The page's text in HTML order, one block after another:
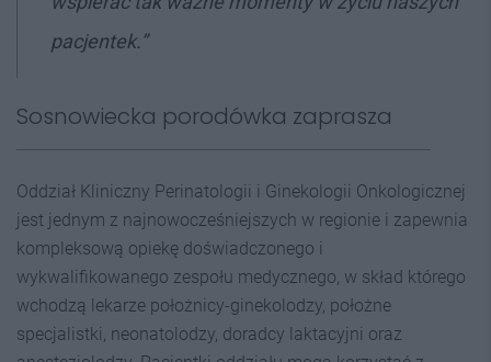
pacjentek.”
Sosnowiecka porodówka zaprasza
Oddział Kliniczny Perinatologii i Ginekologii Onkologicznej
jest jednym z najnowocześniejszych w regionie i zapewnia
kompleksową opiekę doświadczonego i
wykwalifikowanego zespołu medycznego, w skład którego
wchodzą lekarze położnicy-ginekolodzy, położne
specjalistki, neonatolodzy, doradcy laktacyjni oraz